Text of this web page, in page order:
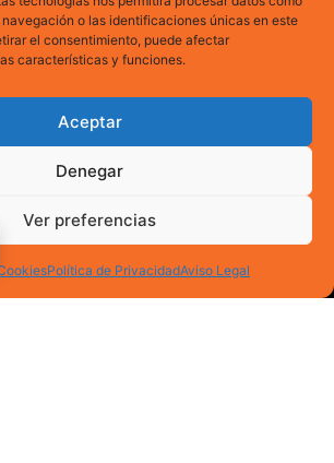
o las identificaciones únicas en este
el consentimiento, puede afectar
características y funciones.
Aceptar
Denegar
Ver preferencias
Política de PrivacidadAviso Legal